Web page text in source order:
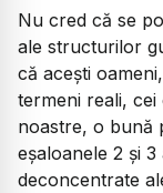
Nu cred că se
ale structurilor
că acești
termeni reali,
noastre, o bună
eșaloanele 2 și
deconcentrate